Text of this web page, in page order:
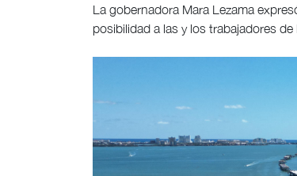
La gobernadora Mara Lezama
posibilidad a las y los trabajadores